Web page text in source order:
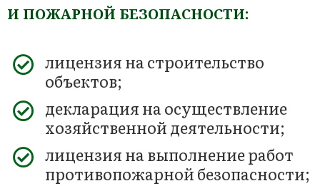
И ПОЖАРНОЙ БЕЗОПАСНОСТИ:
лицензия на строительство
объектов;
декларация на осуществление
хозяйственной деятельности;
лицензия на выполнение работ
противопожарной безопасности;